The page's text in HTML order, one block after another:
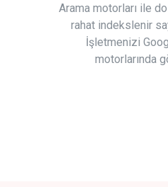
Arama motorları ile
rahat indekslenir
İşletmenizi
motorlarında